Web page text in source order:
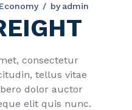
Economy by admin
consectetur
tellus vitae
dolor auctor
elit quis nunc.